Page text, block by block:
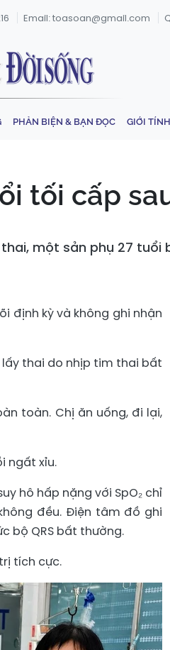
Email: toasoan@gmail.com
PHẢN BIỆN & BẠN ĐỌC GIỚI
tối cấp
một sản phụ 27
định kỳ và không ghi nhận
lấy thai do nhịp tim thai bất
toàn. Chị ăn uống, đi lại,
ngất xỉu.
hô hấp nặng với SpO₂ chỉ
đều. Điện tâm đồ ghi
bộ QRS bất thường.
tích cực.